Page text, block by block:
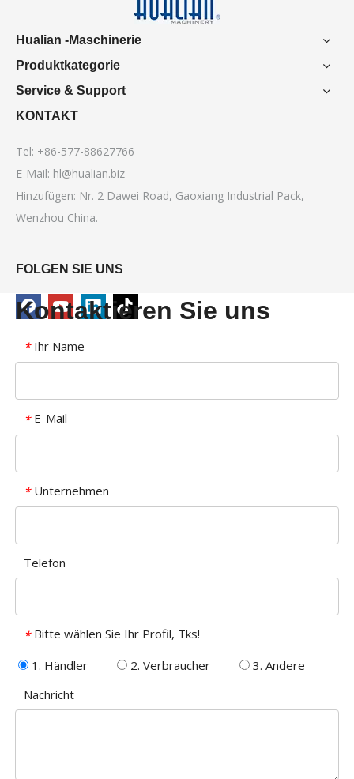
Hualian -Maschinerie
Produktkategorie
Service & Support
KONTAKT
Tel: +86-577-88627766
E-Mail: hl@hualian.biz
Hinzufügen: Nr. 2 Dawei Road, Gaoxiang Industrial Pack,
Wenzhou China.
FOLGEN SIE UNS
Kontaktieren Sie uns
* Ihr Name
* E-Mail
* Unternehmen
Telefon
* Bitte wählen Sie Ihr Profil, Tks!
1. Händler
2. Verbraucher
3. Andere
Nachricht